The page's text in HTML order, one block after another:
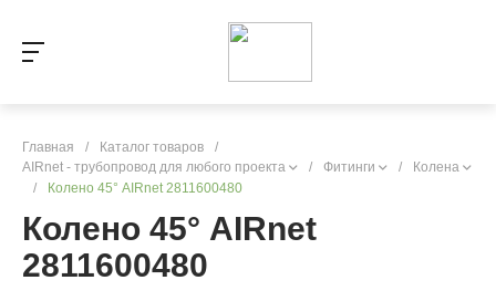
Главная / Каталог товаров
/
AIRnet - трубопровод для любого проекта
/ Фитинги /
Колена
/
Колено 45° AIRnet 2811600480
Колено 45° AIRnet
2811600480